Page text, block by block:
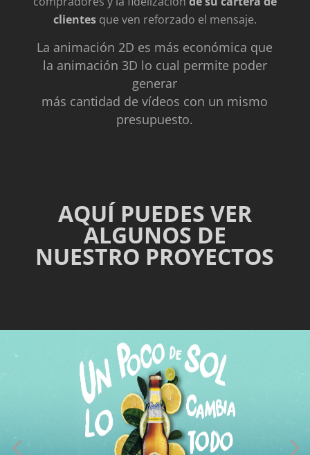
clientesque ven reforzado el mensaje.
La animación 2D es más económica que
la animación 3D lo cual permite poder
generar
más cantidad de vídeos con un mismo
presupuesto.
AQUÍ PUEDES VER
ALGUNOS DE
NUESTRO PROYECTOS